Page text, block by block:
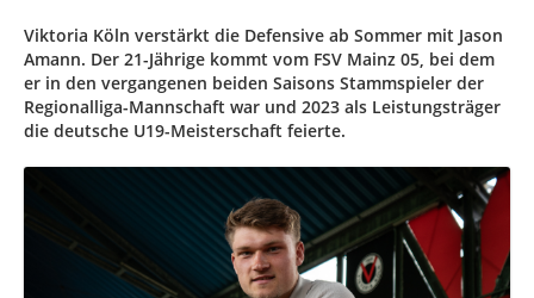
Viktoria Köln verstärkt die Defensive ab Sommer mit Jason
Amann. Der 21-Jährige kommt vom FSV Mainz 05, bei dem
er in den vergangenen beiden Saisons Stammspieler der
Regionalliga-Mannschaft war und 2023 als Leistungsträger
die deutsche U19-Meisterschaft feierte.